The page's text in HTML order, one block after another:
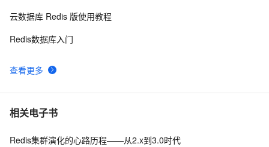
查看更多
云数据库 Redis 版使用教程
Redis数据库入门
相关电子书
Redis集群演化的心路历程——从2.x到3.0时代